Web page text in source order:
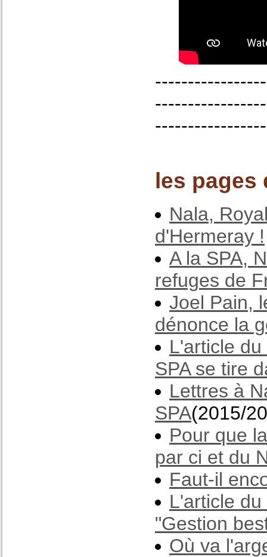
les pages
Nala,
d'Hermeray !
A la SPA,
refuges de
Joel Pain,
dénonce la
L'article
SPA se tire
Lettres à
SPA(2015/
Pour que
par ci et du
Faut-il
L'article
"Gestion
Où va